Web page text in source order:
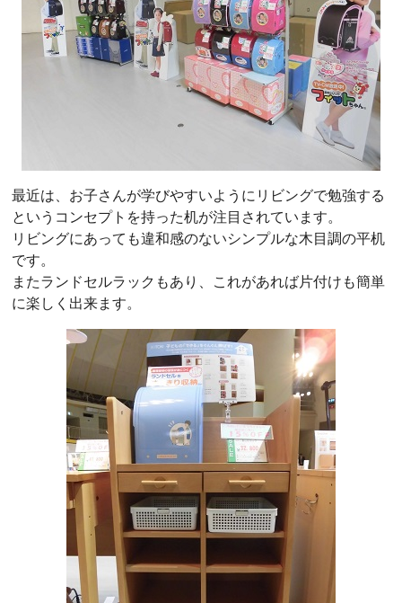
最近は、お子さんが学びやすいようにリビングで勉強する
というコンセプトを持った机が注目されています。
リビングにあっても違和感のないシンプルな木目調の平机
です。
またランドセルラックもあり、これがあれば片付けも簡単
に楽しく出来ます。